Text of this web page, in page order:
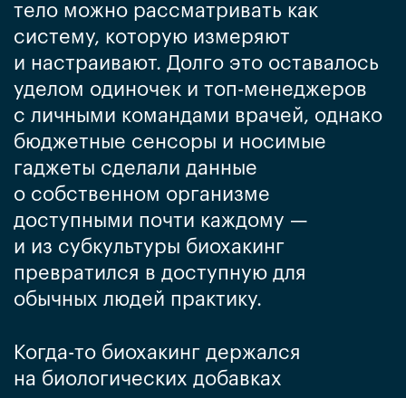
тело можно рассматривать как
систему, которую измеряют
и настраивают. Долго это оставалось
уделом одиночек и топ-менеджеров
с личными командами врачей, однако
бюджетные сенсоры и носимые
гаджеты сделали данные
о собственном организме
доступными почти каждому —
и из субкультуры биохакинг
превратился в доступную для
обычных людей практику.
Когда-то биохакинг держался
на биологических добавках